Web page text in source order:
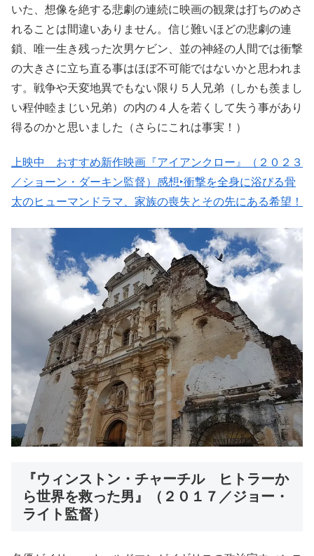
いた、想像を絶する悲劇の連続に映画の観衆は打ちのめさ
れることは間違いありません。信じ難いほどの悲劇の連
鎖、唯一生き残った次男ケビン、並の神経の人間では衝撃
の大きさに立ち直る事はほぼ不可能ではないかと思われま
す。戦争や天変地異でもない限り５人兄弟（しかも羨まし
い程仲睦まじい兄弟）の内の４人を若くして失う事があり
得るのかと思いました（さらにこれは事実！）
上映中 おすすめ新作映画『アイアンクロー』（２０２３
／ショーン・ダーキン監督）感想‣衝撃を全身に浴びる骨
太のヒューマンドラマ、家族の喪失とその先にある希望！
『ウィンストン・チャーチル ヒトラーか
ら世界を救った男』（２０１７／ジョー・
ライト監督）